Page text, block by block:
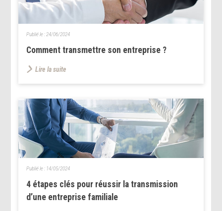
Comment transmettre son entreprise ?
Publié le : 24/06/2024
Lire la suite
4 étapes clés pour réussir la transmission
d’une entreprise familiale
Publié le : 14/05/2024